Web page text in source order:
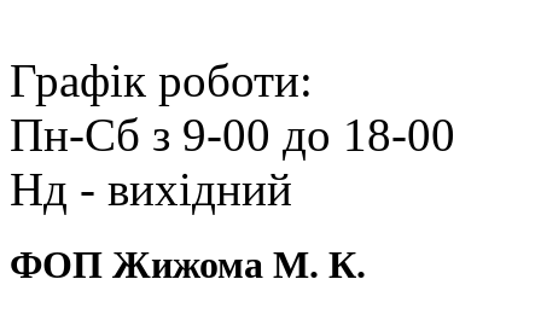
Графік роботи:
Пн‑Сб з 9‑00 до 18‑00
Нд ‑ вихідний
ФОП Жижома М. К.